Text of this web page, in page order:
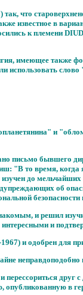
что
известное в
к племени
имеющее
использовать
и
бывшего
"В то время,
до мельчайших
безопасности
и решил
и
и одобрен для
опубликованную в